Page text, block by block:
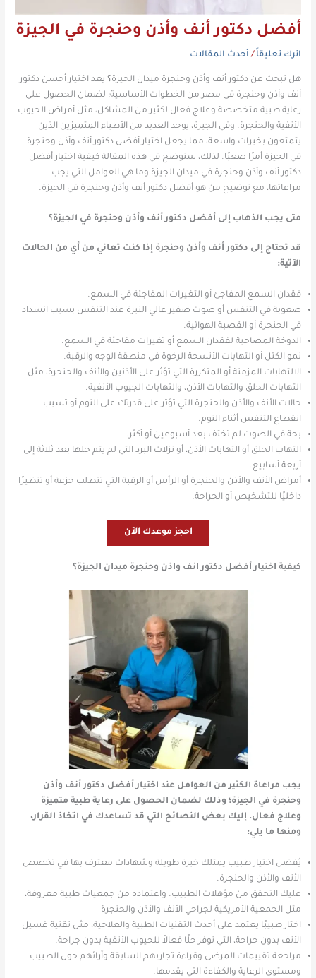
أفضل دكتور أنف وأذن وحنجرة في الجيزة
اترك تعليقاً / أحدث المقالات
هل تبحث عن دكتور أنف وأذن وحنجرة ميدان الجيزة؟ يعد اختيار أحسن دكتور
أنف وأذن وحنجرة فى مصر من الخطوات الأساسية؛ لضمان الحصول على
رعاية طبية متخصصة وعلاج فعال لكثير من المشاكل، مثل أمراض الجيوب
الأنفية والحنجرة. وفي الجيزة، يوجد العديد من الأطباء المتميزين الذين
يتمتعون بخبرات واسعة، مما يجعل اختيار أفضل دكتور أنف وأذن وحنجرة
في الجيزة أمرًا صعبًا. لذلك، سنوضح في هذه المقالة كيفية اختيار أفضل
دكتور أنف وأذن وحنجرة في ميدان الجيزة وما هي العوامل التي يجب
مراعاتها، مع توضيح من هو أفضل دكتور أنف وأذن وحنجرة في الجيزة.
متى يجب الذهاب إلى أفضل دكتور أنف وأذن وحنجرة في الجيزة؟
قد تحتاج إلى دكتور أنف وأذن وحنجرة إذا كنت تعاني من أي من الحالات
الآتية:
فقدان السمع المفاجئ أو التغيرات المفاجئة في السمع.
صعوبة في التنفس أو صوت صفير عالي النبرة عند التنفس بسبب انسداد
في الحنجرة أو القصبة الهوائية.
الدوخة المصاحبة لفقدان السمع أو تغيرات مفاجئة في السمع.
نمو الكتل أو التهابات الأنسجة الرخوة في منطقة الوجه والرقبة.
الالتهابات المزمنة أو المتكررة التي تؤثر على الأذنين والأنف والحنجرة، مثل
التهابات الحلق والتهابات الأذن، والتهابات الجيوب الأنفية.
حالات الأنف والأذن والحنجرة التي تؤثر على قدرتك على النوم أو تسبب
انقطاع التنفس أثناء النوم.
بحة في الصوت لم تختف بعد أسبوعين أو أكثر.
التهاب الحلق أو التهابات الأذن، أو نزلات البرد التي لم يتم حلها بعد ثلاثة إلى
أربعة أسابيع.
أمراض الأنف والأذن والحنجرة أو الرأس أو الرقبة التي تتطلب خزعة أو تنظيرًا
داخليًا للتشخيص أو الجراحة.
احجز موعدك الآن
كيفية اختيار أفضل دكتور انف واذن وحنجرة ميدان الجيزة؟
يجب مراعاة الكثير من العوامل عند اختيار أفضل دكتور أنف وأذن
وحنجرة في الجيزة؛ وذلك لضمان الحصول على رعاية طبية متميزة
وعلاج فعال. إليك بعض النصائح التي قد تساعدك في اتخاذ القرار،
ومنها ما يلي:
يُفضل اختيار طبيب يمتلك خبرة طويلة وشهادات معترف بها في تخصص
الأنف والأذن والحنجرة.
عليك التحقق من مؤهلات الطبيب. واعتماده من جمعيات طبية معروفة،
مثل الجمعية الأمريكية لجراحي الأنف والأذن والحنجرة
اختار طبيبًا يعتمد على أحدث التقنيات الطبية والعلاجية، مثل تقنية غسيل
الأنف بدون جراحة، التي توفر حلًا فعالاً للجيوب الأنفية بدون جراحة.
مراجعة تقييمات المرضى وقراءة تجاربهم السابقة وآرائهم حول الطبيب
ومستوى الرعاية والكفاءة التي يقدمها.